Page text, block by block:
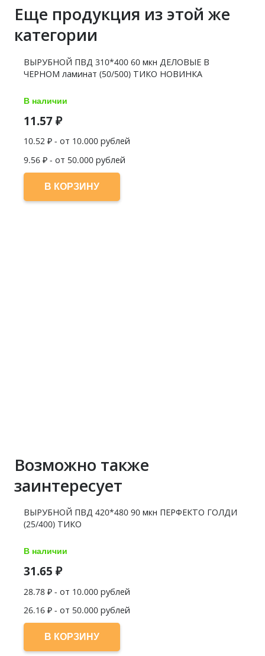
Еще продукция из этой же
категории
ВЫРУБНОЙ ПВД 310*400 60 мкн ДЕЛОВЫЕ В
ЧЕРНОМ ламинат (50/500) ТИКО НОВИНКА
В наличии
11.57₽
10.52 ₽ - от 10.000 рублей
9.56 ₽ - от 50.000 рублей
В КОРЗИНУ
Возможно также
заинтересует
ВЫРУБНОЙ ПВД 420*480 90 мкн ПЕРФЕКТО ГОЛДИ
(25/400) ТИКО
В наличии
31.65 ₽
28.78 ₽ - от 10.000 рублей
26.16 ₽ - от 50.000 рублей
В КОРЗИНУ